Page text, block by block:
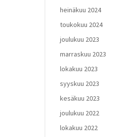
heinäkuu 2024
toukokuu 2024
joulukuu 2023
marraskuu 2023
lokakuu 2023
syyskuu 2023
kesäkuu 2023
joulukuu 2022
lokakuu 2022